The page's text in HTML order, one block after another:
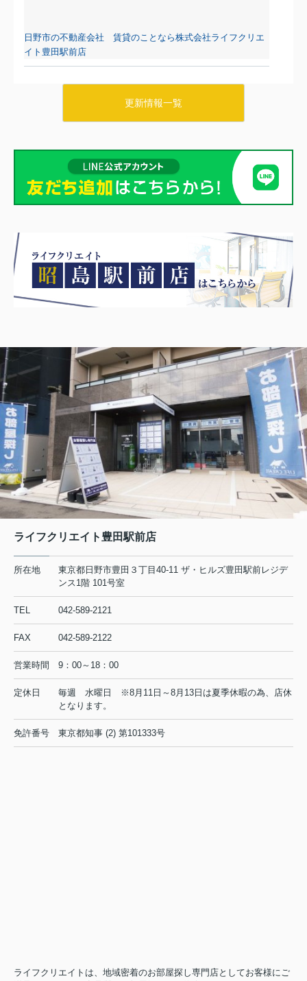
日野市の不動産会社 賃貸のことなら株式会社ライフクリエ
イト豊田駅前店
日野・豊田・八王子の賃貸物件情報をUPしました！
マーベリー石川205
7.8万円
東京都八王子市石川町984-1
中央線 日野駅 徒歩26分
物件詳細へ
日野市の不動産会社 賃貸のことなら株式会社ライフクリエ
イト豊田駅前店
2026.08.05
日野・豊田・八王子の賃貸物件情報をUPしました！
6.5万円
東京都日野市高幡680-12
京王線 高幡不動駅 徒歩6分
物件詳細へ
日野市の不動産会社 賃貸のことなら株式会社ライフクリエ
イト豊田駅前店
2026.08.04
日野市で一人暮らしを始めたい方必
見！賃貸の初期費用を抑えるコ...
初めて日野市で一人暮らしを始めると
き、最初に気になるのが賃貸の家賃相
場や初期費用ではないでしょうか。特
に社会人や学生の方にとって、毎月の
支出とまとまった初期費用のバランス
2026.08.04
◆◇◆
夏季休業のお知らせ
◆◇◆◇◆
平素は格別のご高配を賜り厚く御礼申し上げます。夏季休業
につき下記にお知らせ致します。
更新情報一覧
ライフクリエイト豊田駅前店
所在地
東京都日野市豊田３丁目40-11 ザ・ヒルズ豊田駅前レジデ
ンス1階 101号室
TEL 042-589-2121
FAX 042-589-2122
営業時間 9：00～18：00
定休日
毎週 水曜日 ※8月11日～8月13日は夏季休暇の為、店休
となります。
免許番号 東京都知事 (2) 第101333号
ライフクリエイトは、地域密着のお部屋探し専門店としてお客様にご